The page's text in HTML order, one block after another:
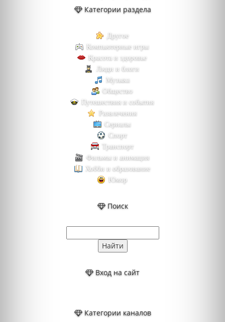
Категории раздела
Другое
Компьютерные игры
Красота и здоровье
Люди и блоги
Музыка
Общество
Путешествия и события
Развлечения
Сериалы
Спорт
Транспорт
Фильмы и анимация
Хобби и образование
Юмор
Поиск
Вход на сайт
Категории каналов